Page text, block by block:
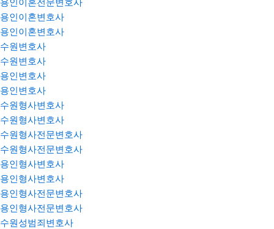
용인이혼전문변호사
용인이혼변호사
용인이혼변호사
수원변호사
수원변호사
용인변호사
용인변호사
수원형사변호사
수원형사변호사
수원형사전문변호사
수원형사전문변호사
용인형사변호사
용인형사변호사
용인형사전문변호사
용인형사전문변호사
수원성범죄변호사